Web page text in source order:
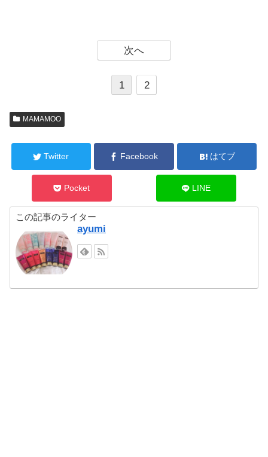
次へ
1 2
MAMAMOO
Twitter Facebook はてブ
Pocket LINE
この記事のライター
ayumi